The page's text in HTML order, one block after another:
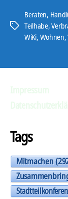
Schlagwörter
Beraten,
Teilhabe,
WiKi, Wohnen,
Tags
Mitmachen